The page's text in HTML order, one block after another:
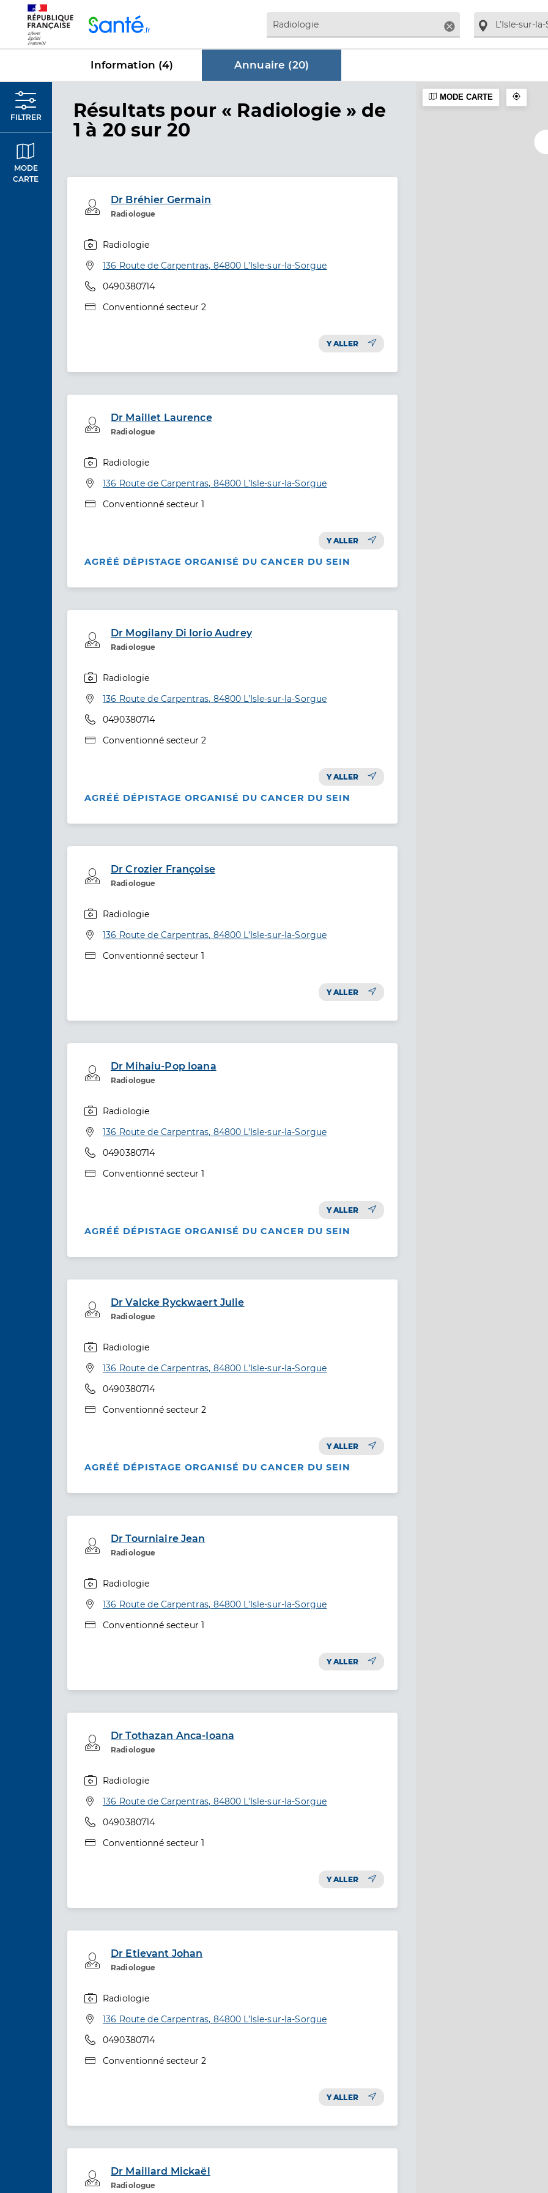
Supprimer
Information (4) Annuaire (20)
FILTRER
MODE
CARTE
Résultats dans Annuaire
pour « Radiologie » de
1 à 20 sur 20
Dr Bréhier Germain
Radiologue
Professionel de santé
Radiologie
Adresse
136 Route de Carpentras, 84800 L’Isle-sur-la-Sorgue
Téléphone
0490380714
Type de convention
Conventionné secteur 2
Y ALLER
Dr Maillet Laurence
Radiologue
Professionel de santé
Radiologie
Adresse
136 Route de Carpentras, 84800 L’Isle-sur-la-Sorgue
Type de convention
Conventionné secteur 1
Y ALLER
AGRÉÉ DÉPISTAGE ORGANISÉ DU CANCER DU SEIN
Dr Mogilany Di Iorio Audrey
Radiologue
Professionel de santé
Radiologie
Adresse
136 Route de Carpentras, 84800 L’Isle-sur-la-Sorgue
Téléphone
0490380714
Type de convention
Conventionné secteur 2
Y ALLER
AGRÉÉ DÉPISTAGE ORGANISÉ DU CANCER DU SEIN
Dr Crozier Françoise
Radiologue
Professionel de santé
Radiologie
Adresse
136 Route de Carpentras, 84800 L’Isle-sur-la-Sorgue
Type de convention
Conventionné secteur 1
Y ALLER
Dr Mihaiu-Pop Ioana
Radiologue
Professionel de santé
Radiologie
Adresse
136 Route de Carpentras, 84800 L’Isle-sur-la-Sorgue
Téléphone
0490380714
Type de convention
Conventionné secteur 1
Y ALLER
AGRÉÉ DÉPISTAGE ORGANISÉ DU CANCER DU SEIN
Dr Valcke Ryckwaert Julie
Radiologue
Professionel de santé
Radiologie
Adresse
136 Route de Carpentras, 84800 L’Isle-sur-la-Sorgue
Téléphone
0490380714
Type de convention
Conventionné secteur 2
Y ALLER
AGRÉÉ DÉPISTAGE ORGANISÉ DU CANCER DU SEIN
Dr Tourniaire Jean
Radiologue
Professionel de santé
Radiologie
Adresse
136 Route de Carpentras, 84800 L’Isle-sur-la-Sorgue
Type de convention
Conventionné secteur 1
Y ALLER
Dr Tothazan Anca-Ioana
Radiologue
Professionel de santé
Radiologie
Adresse
136 Route de Carpentras, 84800 L’Isle-sur-la-Sorgue
Téléphone
0490380714
Type de convention
Conventionné secteur 1
Y ALLER
Dr Etievant Johan
Radiologue
Professionel de santé
Radiologie
Adresse
136 Route de Carpentras, 84800 L’Isle-sur-la-Sorgue
Téléphone
0490380714
Type de convention
Conventionné secteur 2
Y ALLER
Dr Maillard Mickaël
Radiologue
Professionel de santé
MODE CARTE
Panneau de gestion des cookies